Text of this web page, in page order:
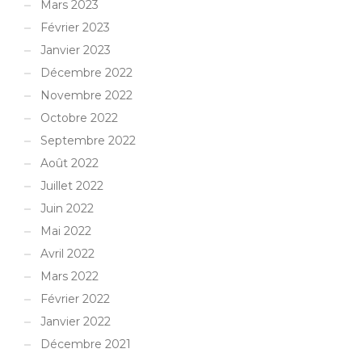
Mars 2023
Février 2023
Janvier 2023
Décembre 2022
Novembre 2022
Octobre 2022
Septembre 2022
Août 2022
Juillet 2022
Juin 2022
Mai 2022
Avril 2022
Mars 2022
Février 2022
Janvier 2022
Décembre 2021